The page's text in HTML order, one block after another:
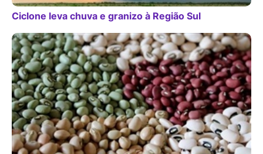
Ciclone leva chuva e granizo à Região Sul